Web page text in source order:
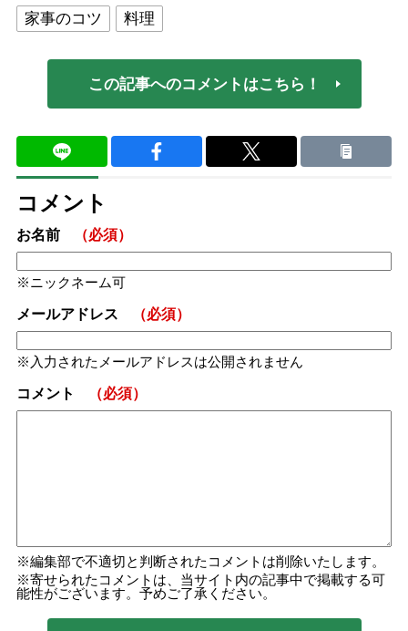
家事のコツ
料理
この記事へのコメントはこちら！
コメント
お名前 （必須）
ニックネーム可
メールアドレス （必須）
入力されたメールアドレスは公開されません
コメント （必須）
編集部で不適切と判断されたコメントは削除いたします。
寄せられたコメントは、当サイト内の記事中で掲載する可
能性がございます。予めご了承ください。